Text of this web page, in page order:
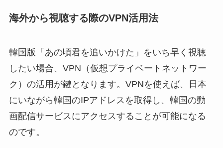
海外から視聴する際のVPN活用法
韓国版「あの頃君を追いかけた」をいち早く視聴
したい場合、VPN（仮想プライベートネットワー
ク）の活用が鍵となります。VPNを使えば、日本
にいながら韓国のIPアドレスを取得し、韓国の動
画配信サービスにアクセスすることが可能になる
のです。